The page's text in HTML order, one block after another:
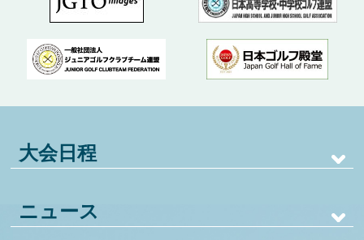
大会日程
ニュース